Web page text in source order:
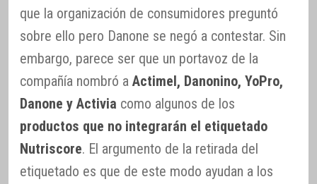
que la organización de consumidores preguntó
sobre ello pero Danone se negó a contestar. Sin
embargo, parece ser que un portavoz de la
compañía nombró a Actimel, Danonino, YoPro,
Danone y Activia como algunos de los
productos que no integrarán el etiquetado
Nutriscore. El argumento de la retirada del
etiquetado es que de este modo ayudan a los